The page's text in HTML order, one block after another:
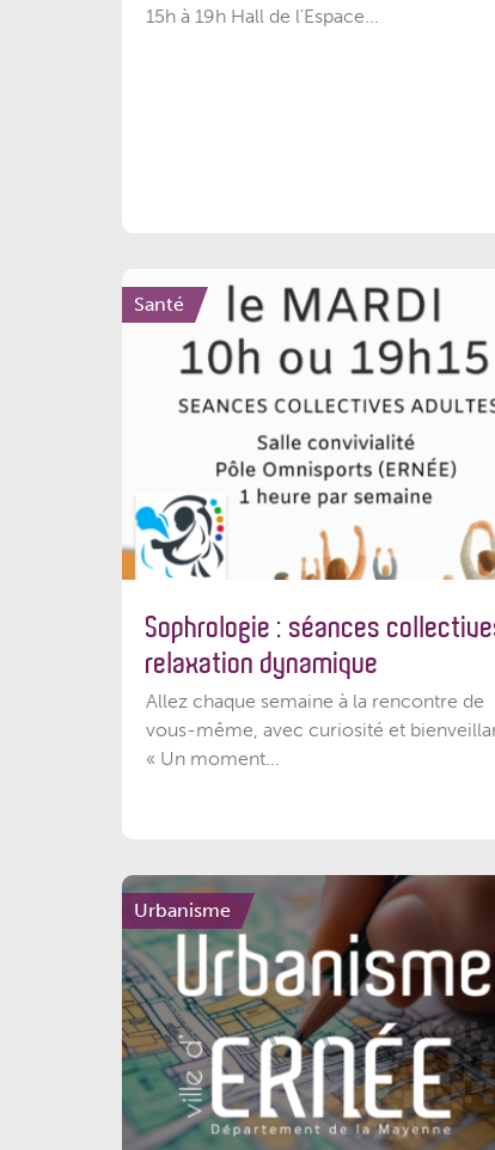
15h à 19h Hall de l'Espace...
Santé
Sophrologie : séances
relaxation dynamique
Allez chaque semaine à la rencontre de
vous-même, avec curiosité et
« Un moment...
Urbanisme